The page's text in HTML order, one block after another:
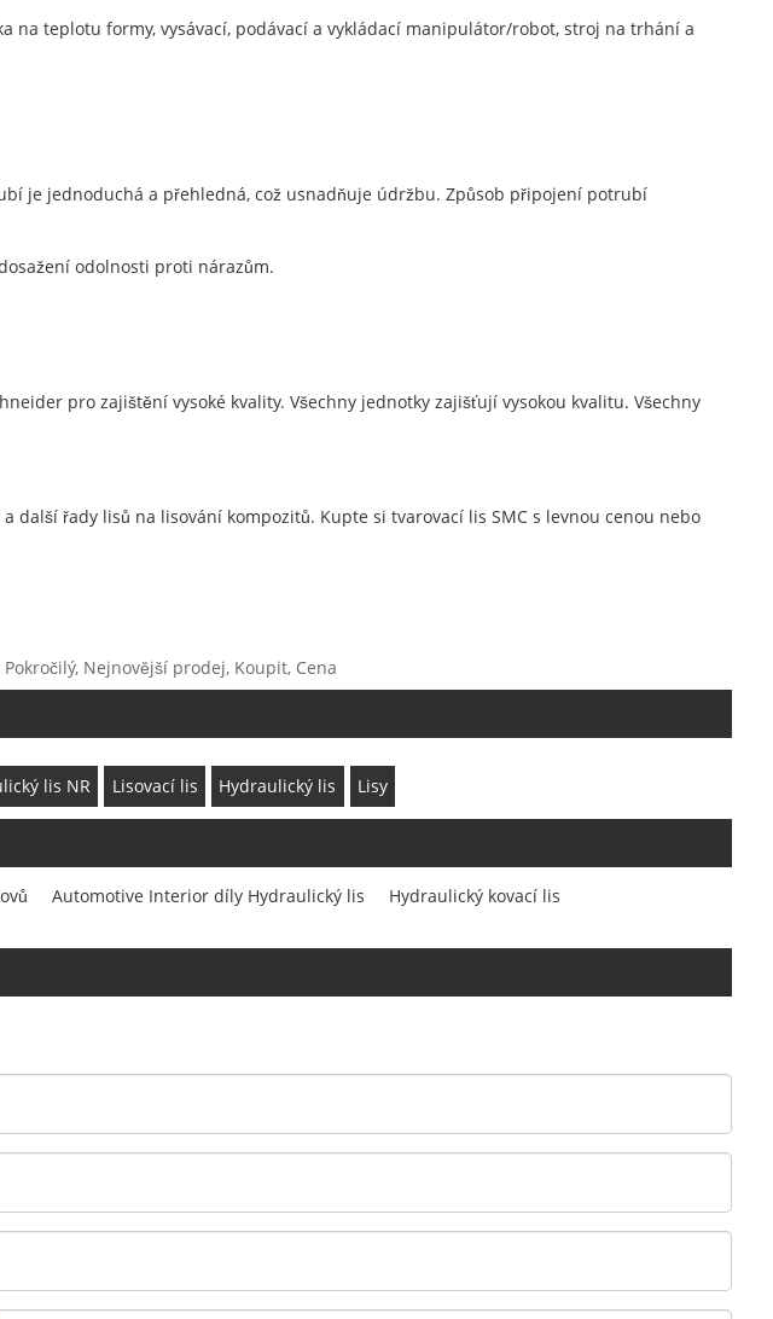
teplotu formy, vysávací, podávací a vykládací manipulátor/robot, stroj na trhání a
je jednoduchá a přehledná, což usnadňuje údržbu. Způsob připojení potrubí
odolnosti proti nárazům.
pro zajištění vysoké kvality. Všechny jednotky zajišťují vysokou kvalitu. Všechny
další řady lisů na lisování kompozitů. Kupte si tvarovací lis SMC s levnou cenou nebo
Nejnovější prodej, Koupit, Cena
lis NR Lisovací lis Hydraulický lis Lisy
Automotive Interior díly Hydraulický lis
Hydraulický kovací lis